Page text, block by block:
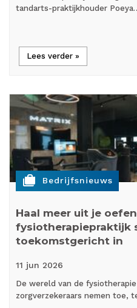
tandarts-praktijkhouder
Lees verder »
cases Bedrijfsnieuws
Haal meer uit je
fysiotherapiepraktijk
toekomstgericht in
11 jun 2026
De wereld van de
zorgverzekeraars nemen toe,